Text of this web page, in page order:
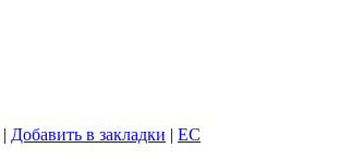
| Добавить в закладки | EC